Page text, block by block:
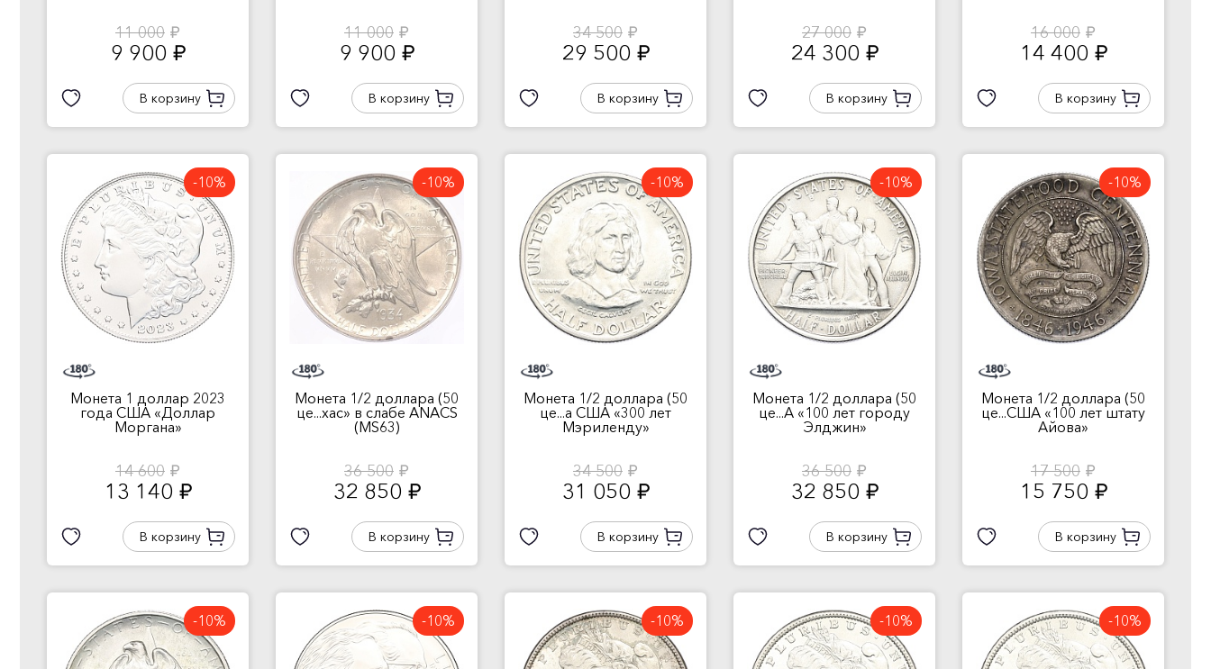
11 000 руб.
9 900 руб.
В корзину
11 000 руб.
9 900 руб.
В корзину
34 500 руб.
29 500 руб.
В корзину
27 000 руб.
24 300 руб.
В корзину
16 000 руб.
14 400 руб.
В корзину
-10%
Монета 1 доллар 2023
года США «Доллар
Моргана»
14 600 руб.
13 140 руб.
В корзину
-10%
Монета 1/2 доллара (50
це...хас» в слабе ANACS
(MS63)
36 500 руб.
32 850 руб.
В корзину
-10%
Монета 1/2 доллара (50
це...а США «300 лет
Мэриленду»
34 500 руб.
31 050 руб.
В корзину
-10%
Монета 1/2 доллара (50
це...А «100 лет городу
Элджин»
36 500 руб.
32 850 руб.
В корзину
-10%
Монета 1/2 доллара (50
це...США «100 лет штату
Айова»
17 500 руб.
15 750 руб.
В корзину
-10% -10% -10% -10% -10%